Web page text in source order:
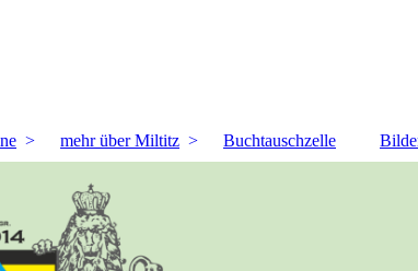
mehr über Miltitz Buchtauschzelle